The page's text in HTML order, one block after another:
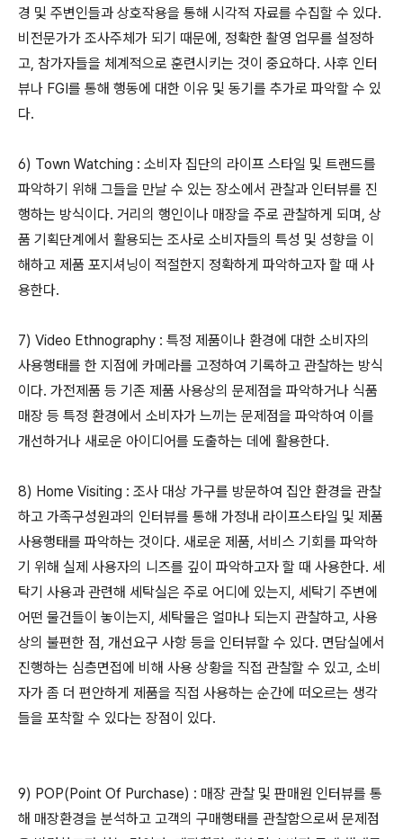
경 및 주변인들과 상호작용을 통해 시각적 자료를 수집할 수 있다.
비전문가가 조사주체가 되기 때문에, 정확한 촬영 업무를 설정하
고, 참가자들을 체계적으로 훈련시키는 것이 중요하다. 사후 인터
뷰나 FGI를 통해 행동에 대한 이유 및 동기를 추가로 파악할 수 있
다.
6) Town Watching : 소비자 집단의 라이프 스타일 및 트랜드를
파악하기 위해 그들을 만날 수 있는 장소에서 관찰과 인터뷰를 진
행하는 방식이다. 거리의 행인이나 매장을 주로 관찰하게 되며, 상
품 기획단계에서 활용되는 조사로 소비자들의 특성 및 성향을 이
해하고 제품 포지셔닝이 적절한지 정확하게 파악하고자 할 때 사
용한다.
7) Video Ethnography : 특정 제품이나 환경에 대한 소비자의
사용행태를 한 지점에 카메라를 고정하여 기록하고 관찰하는 방식
이다. 가전제품 등 기존 제품 사용상의 문제점을 파악하거나 식품
매장 등 특정 환경에서 소비자가 느끼는 문제점을 파악하여 이를
개선하거나 새로운 아이디어를 도출하는 데에 활용한다.
8) Home Visiting : 조사 대상 가구를 방문하여 집안 환경을 관찰
하고 가족구성원과의 인터뷰를 통해 가정내 라이프스타일 및 제품
사용행태를 파악하는 것이다. 새로운 제품, 서비스 기회를 파악하
기 위해 실제 사용자의 니즈를 깊이 파악하고자 할 때 사용한다. 세
탁기 사용과 관련해 세탁실은 주로 어디에 있는지, 세탁기 주변에
어떤 물건들이 놓이는지, 세탁물은 얼마나 되는지 관찰하고, 사용
상의 불편한 점, 개선요구 사항 등을 인터뷰할 수 있다. 면담실에서
진행하는 심층면접에 비해 사용 상황을 직접 관찰할 수 있고, 소비
자가 좀 더 편안하게 제품을 직접 사용하는 순간에 떠오르는 생각
들을 포착할 수 있다는 장점이 있다.
9) POP(Point Of Purchase) : 매장 관찰 및 판매원 인터뷰를 통
해 매장환경을 분석하고 고객의 구매행태를 관찰함으로써 문제점